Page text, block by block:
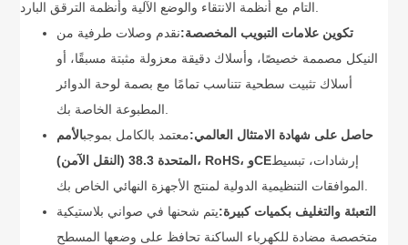
تكوين علامات التبويب المخصصة:نقدم وصلات طرفية من
النيكل مصممة خصيصًا، وأسلاك دقيقة معزولة مثبتة مسبقًا، أو
أسلاك تثبيت سطحية تتناسب تمامًا مع بصمة لوحة الدوائر
حاصل على شهادة الامتثال العالمي:معتمد بالكامل بموجبالأمم
المتحدة 38.3 (النقل الآمن)، RoHS، وCEإرشادات، تبسيط
التعبئة والتغليف بكميات كبيرة:يتم شحنها في صواني بلاستيكية
متخصصة مضادة للكهرباء الساكنة تحافظ على وضعها المسطح